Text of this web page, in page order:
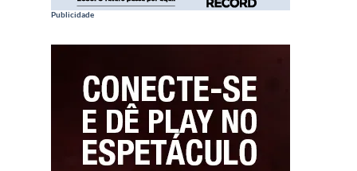
Publicidade